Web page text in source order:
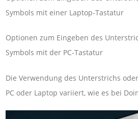
Symbols mit einer Laptop-Tastatur
Optionen zum Eingeben des
Symbols mit der PC-Tastatur
Die Verwendung des Unterstrichs
PC oder Laptop variiert, wie es bei